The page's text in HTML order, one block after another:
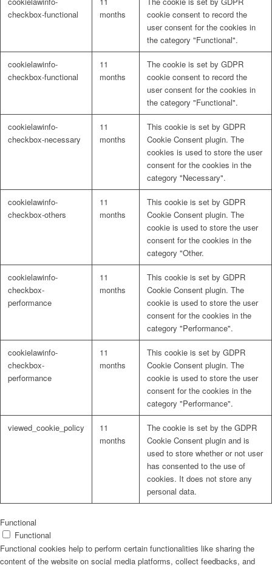
checkbox-functional
months
cookie consent to record the
user consent for the cookies in
the category "Functional".
cookielawinfo-
checkbox-functional
11
months
The cookie is set by GDPR
cookie consent to record the
user consent for the cookies in
the category "Functional".
cookielawinfo-
checkbox-necessary
11
months
This cookie is set by GDPR
Cookie Consent plugin. The
cookies is used to store the user
consent for the cookies in the
category "Necessary".
cookielawinfo-
checkbox-others
11
months
This cookie is set by GDPR
Cookie Consent plugin. The
cookie is used to store the user
consent for the cookies in the
category "Other.
cookielawinfo-
checkbox-
performance
11
months
This cookie is set by GDPR
Cookie Consent plugin. The
cookie is used to store the user
consent for the cookies in the
category "Performance".
cookielawinfo-
checkbox-
performance
11
months
This cookie is set by GDPR
Cookie Consent plugin. The
cookie is used to store the user
consent for the cookies in the
category "Performance".
viewed_cookie_policy
11
months
The cookie is set by the GDPR
Cookie Consent plugin and is
used to store whether or not user
has consented to the use of
cookies. It does not store any
personal data.
Functional
Functional
Functional cookies help to perform certain functionalities like sharing the
content of the website on social media platforms, collect feedbacks, and